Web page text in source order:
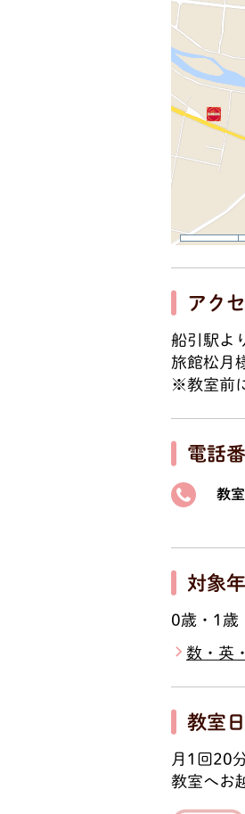
アク
船引駅よ
旅館松月
※教室前
電話
教室
対象
0歳・1歳
数・英
教室
月1回20
教室へお